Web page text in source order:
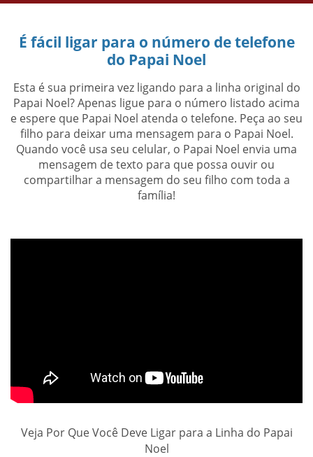
É fácil ligar para o número de telefone
do Papai Noel
Esta é sua primeira vez ligando para a linha original do
Papai Noel? Apenas ligue para o número listado acima
e espere que Papai Noel atenda o telefone. Peça ao seu
filho para deixar uma mensagem para o Papai Noel.
Quando você usa seu celular, o Papai Noel envia uma
mensagem de texto para que possa ouvir ou
compartilhar a mensagem do seu filho com toda a
família!
Veja Por Que Você Deve Ligar para a Linha do Papai
Noel